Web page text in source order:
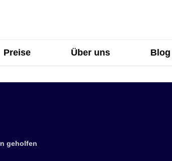
Preise Über uns Blog
geholfen